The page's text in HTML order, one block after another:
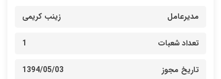
مدیرعامل زینب کریمی
تعداد شعبات 1
تاریخ مجوز 1394/05/03